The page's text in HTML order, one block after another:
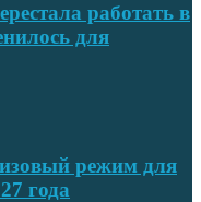
работать в
для
режим для
года